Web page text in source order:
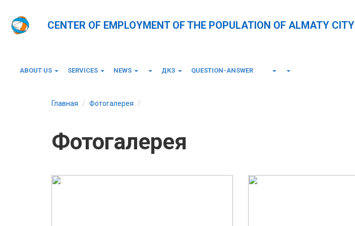
CENTER OF EMPLOYMENT OF THE POPULATION OF ALMATY CITY
ABOUT US SERVICES NEWS ДКЗ QUESTION-ANSWER
Главная Фотогалерея
Фотогалерея